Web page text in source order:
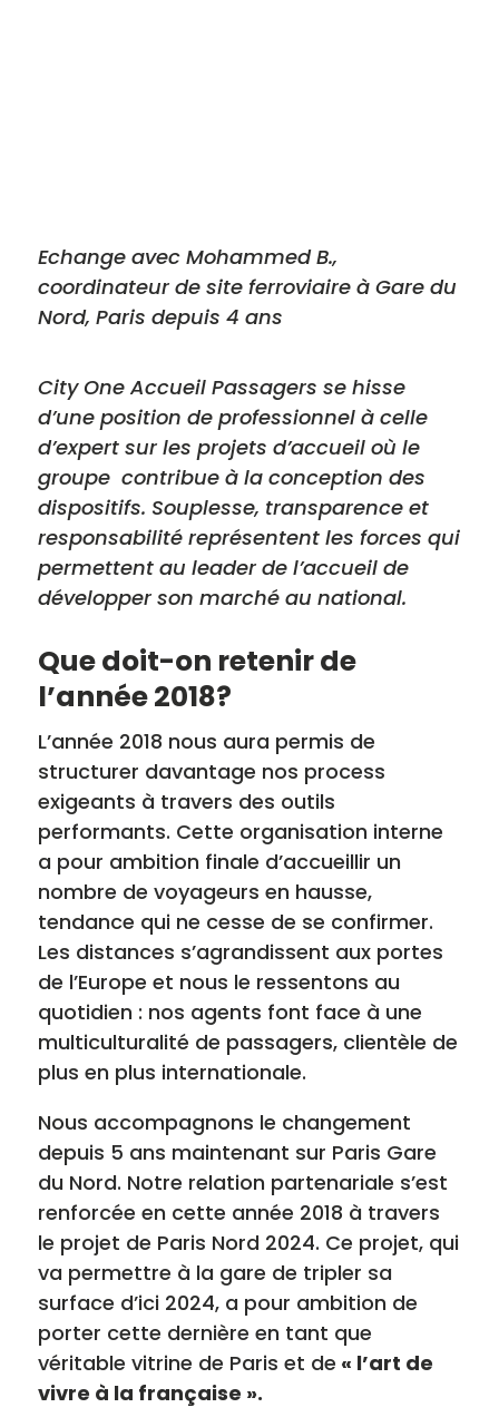
Echange avec Mohammed B.,
coordinateur de site ferroviaire à Gare du
Nord, Paris depuis 4 ans
City One Accueil Passagers se hisse
d’une position de professionnel à celle
d’expert sur les projets d’accueil où le
groupe contribue à la conception des
dispositifs. Souplesse, transparence et
responsabilité représentent les forces qui
permettent au leader de l’accueil de
développer son marché au national.
Que doit-on retenir de
l’année 2018?
L’année 2018 nous aura permis de
structurer davantage nos process
exigeants à travers des outils
performants. Cette organisation interne
a pour ambition finale d’accueillir un
nombre de voyageurs en hausse,
tendance qui ne cesse de se confirmer.
Les distances s’agrandissent aux portes
de l’Europe et nous le ressentons au
quotidien : nos agents font face à une
multiculturalité de passagers, clientèle de
plus en plus internationale.
Nous accompagnons le changement
depuis 5 ans maintenant sur Paris Gare
du Nord. Notre relation partenariale s’est
renforcée en cette année 2018 à travers
le projet de Paris Nord 2024. Ce projet, qui
va permettre à la gare de tripler sa
surface d’ici 2024, a pour ambition de
porter cette dernière en tant que
véritable vitrine de Paris et de « l’art de
vivre à la française ».